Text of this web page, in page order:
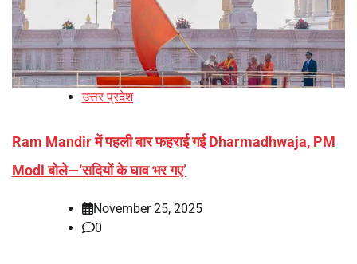
उत्तर प्रदेश
Ram Mandir में पहली बार फहराई गई Dharmadhwaja, PM
Modi बोले—‘सदियों के घाव भर गए’
November 25, 2025
0